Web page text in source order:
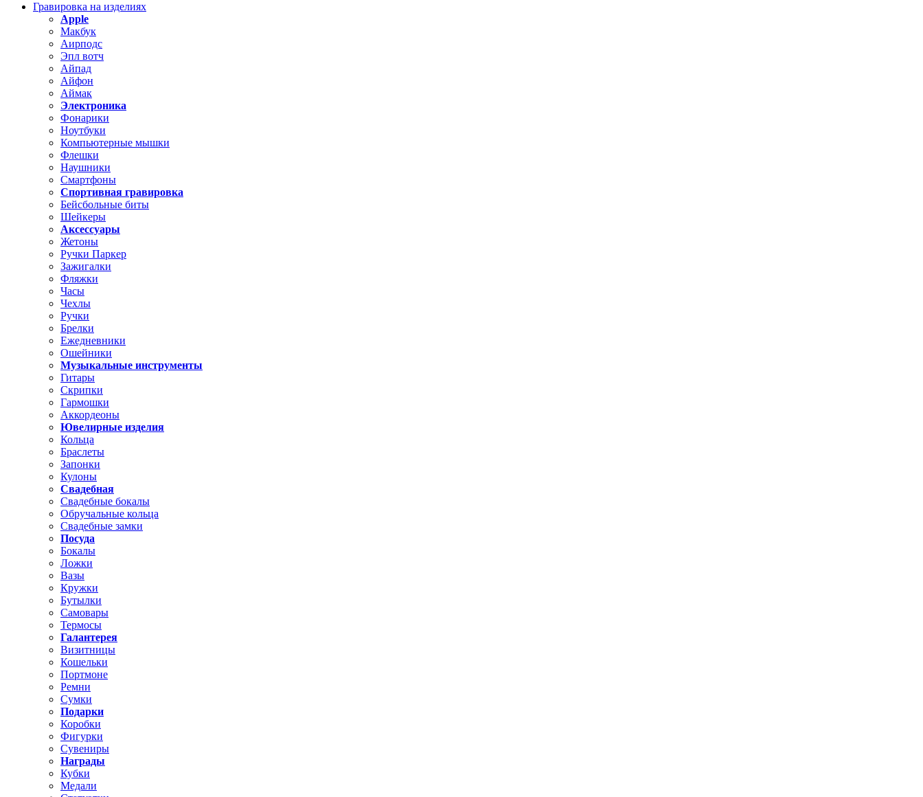
Гравировка на изделиях
Apple
Макбук
Аирподс
Эпл вотч
Айпад
Айфон
Аймак
Электроника
Фонарики
Ноутбуки
Компьютерные мышки
Флешки
Наушники
Смартфоны
Спортивная гравировка
Бейсбольные биты
Шейкеры
Аксессуары
Жетоны
Ручки Паркер
Зажигалки
Фляжки
Часы
Чехлы
Ручки
Брелки
Ежедневники
Ошейники
Музыкальные инструменты
Гитары
Скрипки
Гармошки
Аккордеоны
Ювелирные изделия
Кольца
Браслеты
Запонки
Кулоны
Свадебная
Свадебные бокалы
Обручальные кольца
Свадебные замки
Посуда
Бокалы
Ложки
Вазы
Кружки
Бутылки
Самовары
Термосы
Галантерея
Визитницы
Кошельки
Портмоне
Ремни
Сумки
Подарки
Коробки
Фигурки
Сувениры
Награды
Кубки
Медали